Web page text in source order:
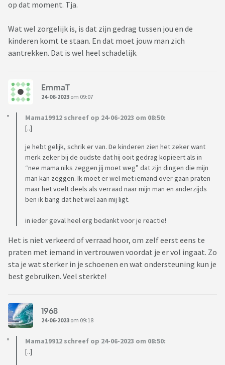
op dat moment. Tja.
Wat wel zorgelijk is, is dat zijn gedrag tussen jou en de
kinderen komt te staan. En dat moet jouw man zich
aantrekken. Dat is wel heel schadelijk.
EmmaT
24-06-2023 om 09:07
Mama19912 schreef op 24-06-2023 om 08:50:
[..]
je hebt gelijk, schrik er van. De kinderen zien het zeker want
merk zeker bij de oudste dat hij ooit gedrag kopieert als in
“nee mama niks zeggen jij moet weg” dat zijn dingen die mijn
man kan zeggen. Ik moet er wel met iemand over gaan praten
maar het voelt deels als verraad naar mijn man en anderzijds
ben ik bang dat het wel aan mij ligt.
in ieder geval heel erg bedankt voor je reactie!
Het is niet verkeerd of verraad hoor, om zelf eerst eens te
praten met iemand in vertrouwen voordat je er vol ingaat. Zo
sta je wat sterker in je schoenen en wat ondersteuning kun je
best gebruiken. Veel sterkte!
1968
24-06-2023 om 09:18
Mama19912 schreef op 24-06-2023 om 08:50:
[..]